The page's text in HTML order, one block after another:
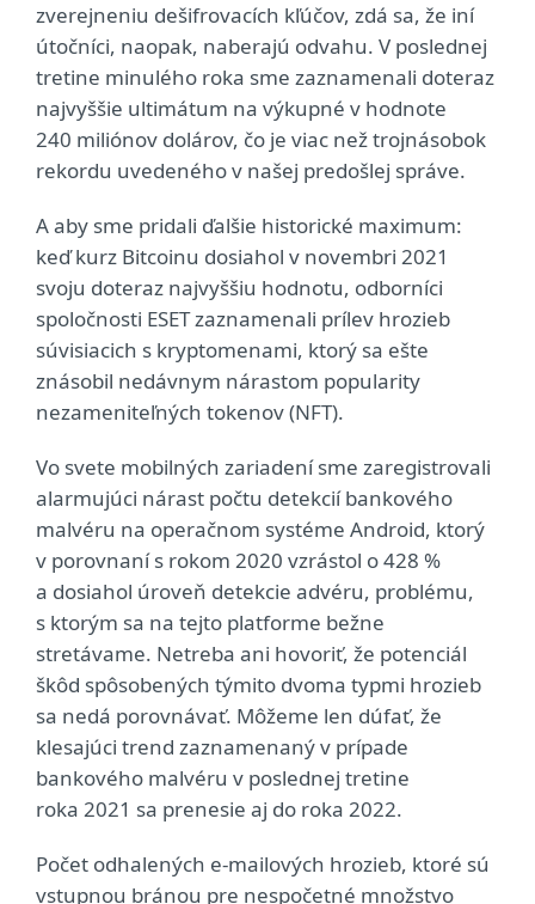
zverejneniu dešifrovacích kľúčov, zdá sa, že iní
útočníci, naopak, naberajú odvahu. V poslednej
tretine minulého roka sme zaznamenali doteraz
najvyššie ultimátum na výkupné v hodnote
240 miliónov dolárov, čo je viac než trojnásobok
rekordu uvedeného v našej predošlej správe.
A aby sme pridali ďalšie historické maximum:
keď kurz Bitcoinu dosiahol v novembri 2021
svoju doteraz najvyššiu hodnotu, odborníci
spoločnosti ESET zaznamenali prílev hrozieb
súvisiacich s kryptomenami, ktorý sa ešte
znásobil nedávnym nárastom popularity
nezameniteľných tokenov (NFT).
Vo svete mobilných zariadení sme zaregistrovali
alarmujúci nárast počtu detekcií bankového
malvéru na operačnom systéme Android, ktorý
v porovnaní s rokom 2020 vzrástol o 428 %
a dosiahol úroveň detekcie advéru, problému,
s ktorým sa na tejto platforme bežne
stretávame. Netreba ani hovoriť, že potenciál
škôd spôsobených týmito dvoma typmi hrozieb
sa nedá porovnávať. Môžeme len dúfať, že
klesajúci trend zaznamenaný v prípade
bankového malvéru v poslednej tretine
roka 2021 sa prenesie aj do roka 2022.
Počet odhalených e‑mailových hrozieb, ktoré sú
vstupnou bránou pre nespočetné množstvo